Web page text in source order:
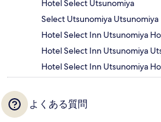
Hotel Select Utsunomiya
Select Utsunomiya Utsunomiya
Hotel Select Inn Utsunomiya
Hotel Select Inn Utsunomiya
Hotel Select Inn Utsunomiya
よくある質問